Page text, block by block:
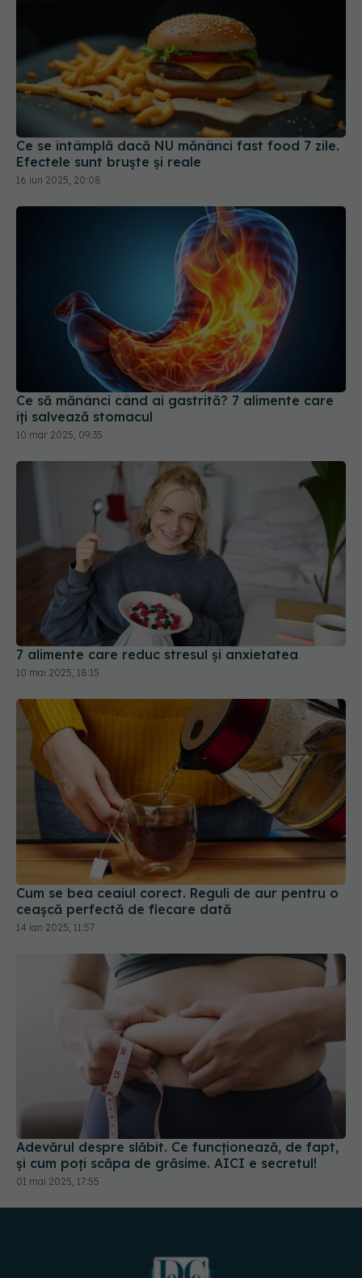
Ce se întâmplă dacă NU mănânci fast food 7 zile.
Efectele sunt bruște și reale
16 iun 2025, 20:08
Ce să mănânci când ai gastrită? 7 alimente care
îți salvează stomacul
10 mar 2025, 09:35
7 alimente care reduc stresul și anxietatea
10 mai 2025, 18:15
Cum se bea ceaiul corect. Reguli de aur pentru o
ceașcă perfectă de fiecare dată
14 ian 2025, 11:57
Adevărul despre slăbit. Ce funcționează, de fapt,
și cum poți scăpa de grăsime. AICI e secretul!
01 mai 2025, 17:55